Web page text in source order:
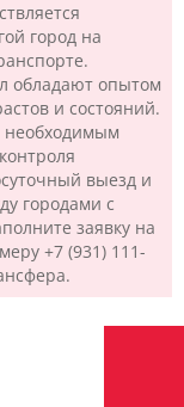
город на
обладают опытом
и состояний.
выезд и
городами с
заявку на
+7 (931) 111-